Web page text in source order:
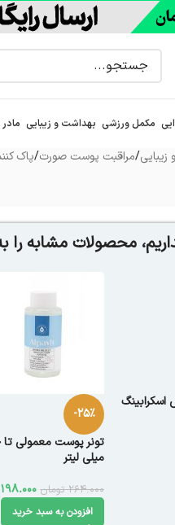
مکمل ورزشی بهداشت و زیبایی
/مراقبت پوست صورت/پاک
محصولات مشابه را
-25%
میلی لیتر
264.000 تومان 198.000
افزودن به سبد خرید